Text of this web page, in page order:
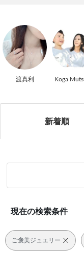
渡真利 Koga
新着順
現在の検索条件
ご褒美ジュエリー